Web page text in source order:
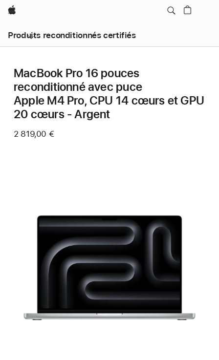
Apple
Produits reconditionnés certifiés
MacBook Pro 16 pouces
reconditionné avec puce
Apple M4 Pro, CPU 14 cœurs et GPU
20 cœurs - Argent
2 819,00 €